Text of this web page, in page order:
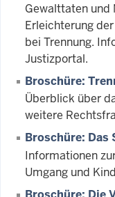
Gewalttaten und
Erleichterung
bei Trennung.
Justizportal.
Broschüre:
Überblick über
weitere
Broschüre: Das
Informationen
Umgang und